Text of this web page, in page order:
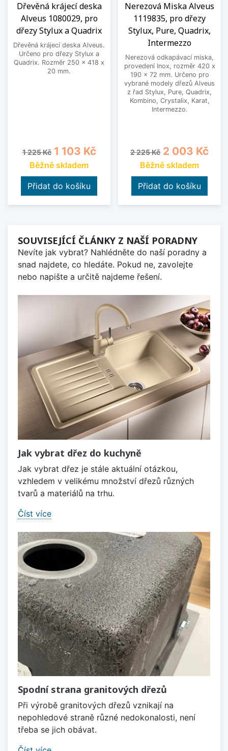
Dřevěná krájecí deska
Alveus 1080029, pro
dřezy Stylux a Quadrix
Dřevěná krájecí deska Alveus.
Určeno pro dřezy Stylux a
Quadrix. Rozměr 250 x 418 x
20 mm.
Běžná cena
1 225 Kč Cena
1 103 Kč
Běžně skladem
Přidat do košíku
Nerezová Miska Alveus
1119835, pro dřezy
Stylux, Pure, Quadrix,
Intermezzo
Nerezová odkapávací miska,
provedení Inox, rozměr 420 x
190 x 72 mm. Určeno pro
vybrané modely dřezů Alveus
z řad Stylux, Pure, Quadrix,
Kombino, Crystalix, Karat,
Intermezzo.
Běžná cena
2 225 Kč Cena
2 003 Kč
Běžně skladem
Přidat do košíku
SOUVISEJÍCÍ ČLÁNKY Z NAŠÍ PORADNY
Nevíte jak vybrat? Nahlédněte do naší poradny a
snad najdete, co hledáte. Pokud ne, zavolejte
nebo napište a určitě najdeme řešení.
Jak vybrat dřez do kuchyně
Jak vybrat dřez je stále aktuální otázkou,
vzhledem v velikému množství dřezů různých
tvarů a materiálů na trhu.
Číst více
Spodní strana granitových dřezů
Při výrobě granitových dřezů vznikají na
nepohledové straně různé nedokonalosti, není
třeba se jich obávat.